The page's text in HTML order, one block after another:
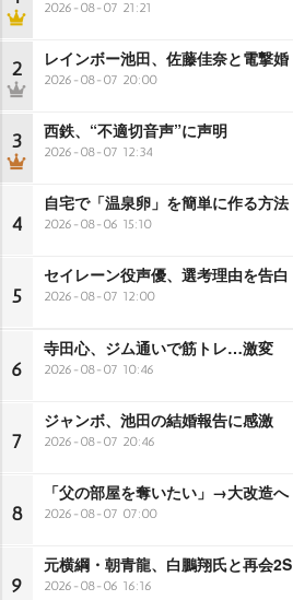
2026-08-07 21:21
2 レインボー池田、佐藤佳奈と電撃婚
2026-08-07 20:00
3 西鉄、“不適切音声”に声明
2026-08-07 12:34
4
自宅で「温泉卵」を簡単に作る方法
2026-08-06 15:10
5
セイレーン役声優、選考理由を告白
2026-08-07 12:00
6
寺田心、ジム通いで筋トレ…激変
2026-08-07 10:46
7
ジャンボ、池田の結婚報告に感激
2026-08-07 20:46
8
「父の部屋を奪いたい」→大改造へ
2026-08-07 07:00
9
元横綱・朝青龍、白鵬翔氏と再会2S
2026-08-06 16:16